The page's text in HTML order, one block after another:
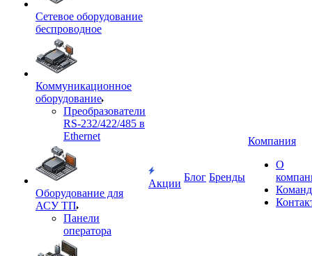
Сетевое оборудование
беспроводное
Коммуникационное
оборудование
Преобразователи
RS-232/422/485 в
Ethernet
Оборудование для
АСУ ТП
Панели
оператора
Акции
Блог Бренды
Компания
О